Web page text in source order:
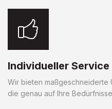
Individueller Service
Wir bieten maßgeschneiderte
die genau auf Ihre